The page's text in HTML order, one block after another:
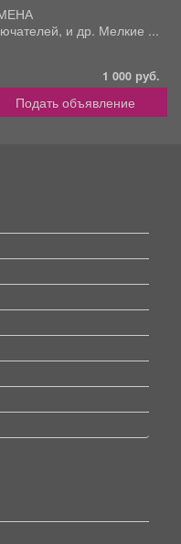
и др. Мелкие ...
1 000 руб.
Подать объявление